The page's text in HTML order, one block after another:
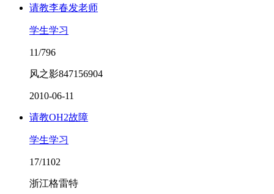
请教李春发老师
学生学习
11/796
风之影847156904
2010-06-11
请教OH2故障
学生学习
17/1102
浙江格雷特